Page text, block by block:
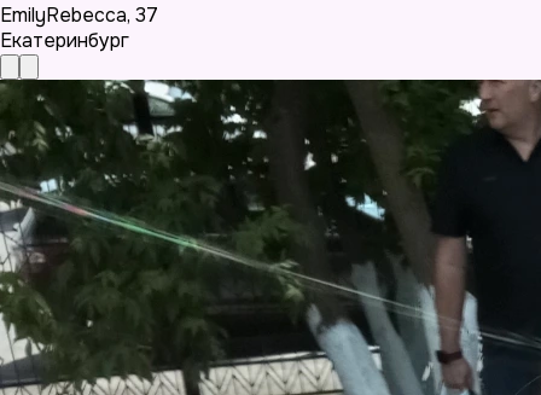
EmilyRebecca, 37
Екатеринбург